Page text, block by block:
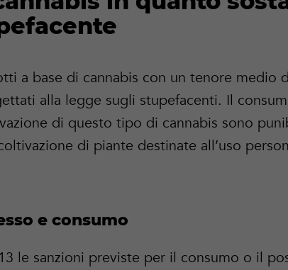
a base di cannabis con un tenore medio
alla legge sugli stupefacenti. Il
di questo tipo di cannabis sono
di piante destinate all’uso
e consumo
le sanzioni previste per il consumo o il